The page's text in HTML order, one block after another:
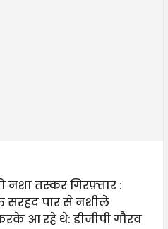
नशा तस्कर गिरफ़्तार :
सरहद पार से नशीले
आ रहे थे: डीजीपी गौरव